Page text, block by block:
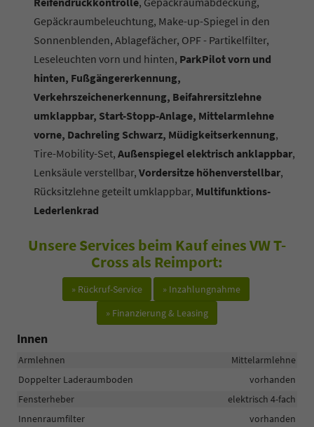
Gepäckraumbeleuchtung, Make-up-Spiegel in den
Sonnenblenden, Ablagefächer, OPF - Partikelfilter,
Leseleuchten vorn und hinten, ParkPilot vorn und
hinten, Fußgängererkennung,
Verkehrszeichenerkennung, Beifahrersitzlehne
umklappbar, Start-Stopp-Anlage, Mittelarmlehne
vorne, Dachreling Schwarz, Müdigkeitserkennung,
Tire-Mobility-Set, Außenspiegel elektrisch anklappbar,
Lenksäule verstellbar, Vordersitze höhenverstellbar,
Rücksitzlehne geteilt umklappbar, Multifunktions-
Lederlenkrad
Unsere Services beim Kauf eines VW T-
Cross als Reimport:
» Rückruf-Service
» Inzahlungnahme
» Finanzierung & Leasing
Innen
Armlehnen
Mittelarmlehne
Doppelter Laderaumboden
vorhanden
Fensterheber
elektrisch 4-fach
Innenraumfilter
vorhanden